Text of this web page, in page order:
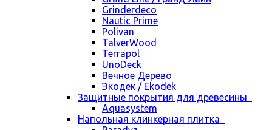
Grinderdeco
Nautic Prime
Polivan
TalverWood
Terrapol
UnoDeck
Вечное Дерево
Экодек / Ekodek
Защитные покрытия для древесины
Aquasystem
Напольная клинкерная плитка